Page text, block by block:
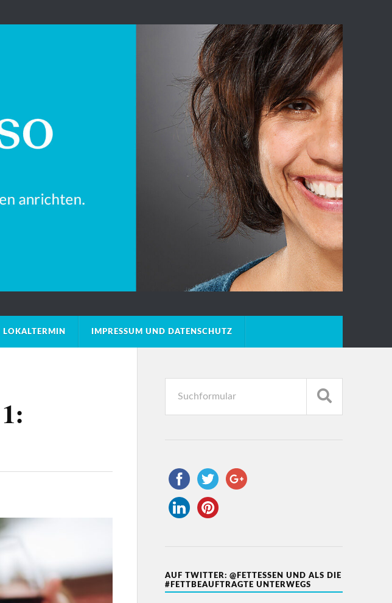
LOKALTERMIN IMPRESSUM UND DATENSCHUTZ
AUF TWITTER: @FETTESSEN UND ALS DIE
#FETTBEAUFTRAGTE UNTERWEGS